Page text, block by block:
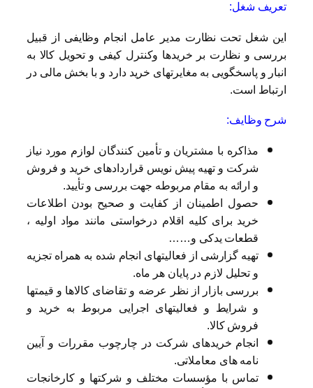
تعریف شغل:
این شغل تحت نظارت مدیر عامل انجام وظایفی از قبیل
بررسی و نظارت بر خریدها وکنترل کیفی و تحویل کالا به
انبار و پاسخگویی به مغایرتهای خرید دارد و با بخش مالی در
ارتباط است.
شرح وظایف:
مذاکره با مشتریان و تأمین کنندگان لوازم مورد نیاز
شرکت و تهیه پیش نویس قراردادهای خرید و فروش
و ارائه به مقام مربوطه جهت بررسی و تأیید.
حصول اطمینان از کفایت و صحیح بودن اطلاعات
خرید برای کلیه اقلام درخواستی مانند مواد اولیه ،
قطعات یدکی و……
تهیه گزارشی از فعالیتهای انجام شده به همراه تجزیه
و تحلیل لازم در پایان هر ماه.
بررسی بازار از نظر عرضه و تقاضای کالاها و قیمتها
و شرایط و فعالیتهای اجرایی مربوط به خرید و
فروش کالا.
انجام خریدهای شرکت در چارچوب مقررات و آیین
نامه های معاملاتی.
تماس با مؤسسات مختلف و شرکتها و کارخانجات